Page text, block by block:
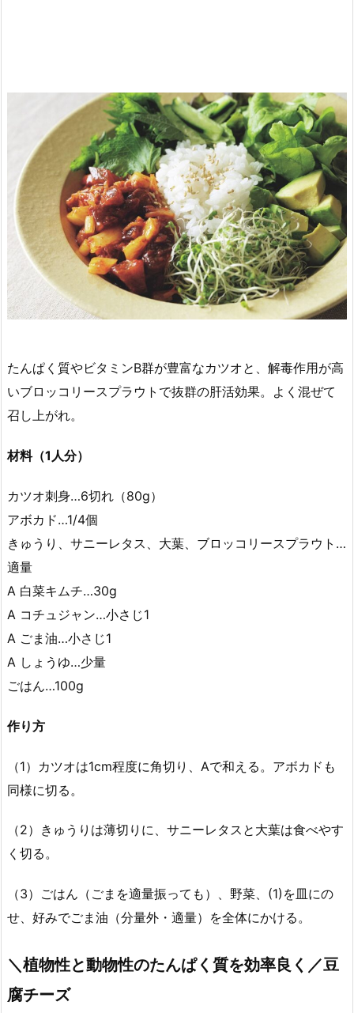
たんぱく質やビタミンB群が豊富なカツオと、解毒作用が高
いブロッコリースプラウトで抜群の肝活効果。よく混ぜて
召し上がれ。
材料（1人分）
カツオ刺身…6切れ（80g）
アボカド…1/4個
きゅうり、サニーレタス、大葉、ブロッコリースプラウト…
適量
A 白菜キムチ…30g
A コチュジャン…小さじ1
A ごま油…小さじ1
A しょうゆ…少量
ごはん…100g
作り方
（1）カツオは1cm程度に角切り、Aで和える。アボカドも
同様に切る。
（2）きゅうりは薄切りに、サニーレタスと大葉は食べやす
く切る。
（3）ごはん（ごまを適量振っても）、野菜、(1)を皿にの
せ、好みでごま油（分量外・適量）を全体にかける。
＼植物性と動物性のたんぱく質を効率良く／豆
腐チーズ